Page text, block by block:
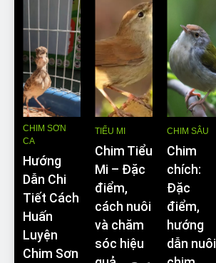
CHIM SƠN
CA
Hướng
Dẫn Chi
Tiết Cách
Huấn
Luyện
Chim Sơn
TIỂU MI
Chim Tiểu
Mi – Đặc
điểm,
cách nuôi
và chăm
sóc hiệu
CHIM SÂU
Chim
chích:
Đặc
điểm,
hướng
dẫn nuôi